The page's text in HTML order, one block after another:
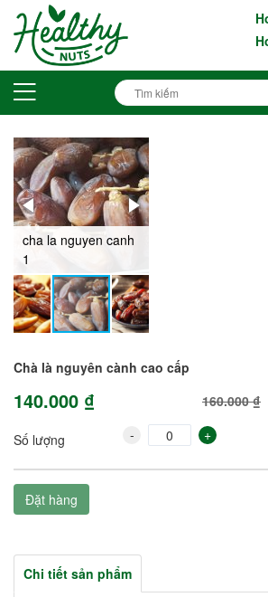
cha la 2
Chà là nguyên cành cao cấp
140.000 ₫ 160.000 ₫
Số lượng - +
Đặt hàng
Chi tiết sản phẩm